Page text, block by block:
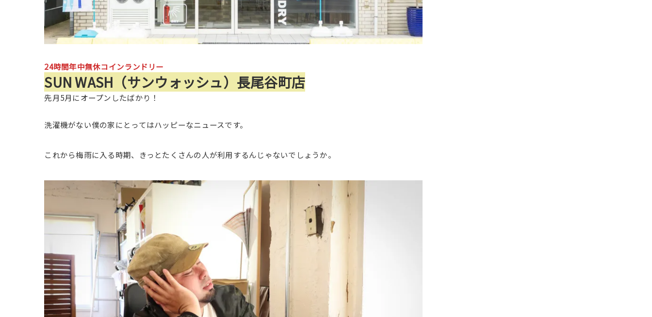
24時間年中無休コインランドリー
SUN WASH（サンウォッシュ）長尾谷町店
先月5月にオープンしたばかり！
洗濯機がない僕の家にとってはハッピーなニュースです。
これから梅雨に入る時期、きっとたくさんの人が利用するんじゃないでしょうか。